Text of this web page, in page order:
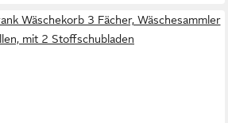
Wäschekorb 3 Fächer, Wäschesammler
mit 2 Stoffschubladen